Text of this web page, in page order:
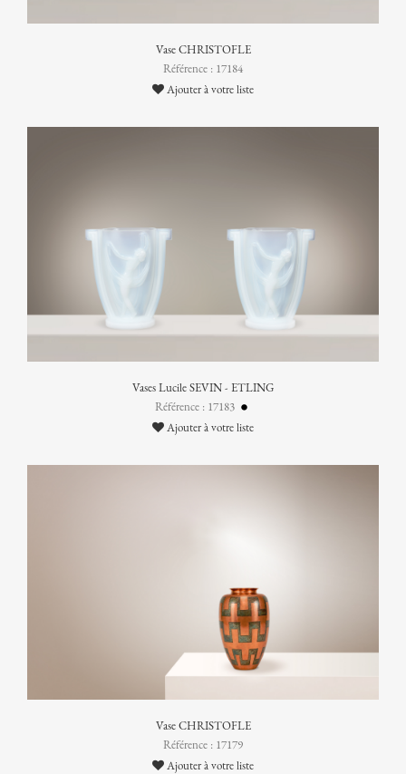
Vase CHRISTOFLE
Référence : 17184
Ajouter à votre liste
Vases Lucile SEVIN - ETLING
Référence : 17183
Ajouter à votre liste
Vase CHRISTOFLE
Référence : 17179
Ajouter à votre liste